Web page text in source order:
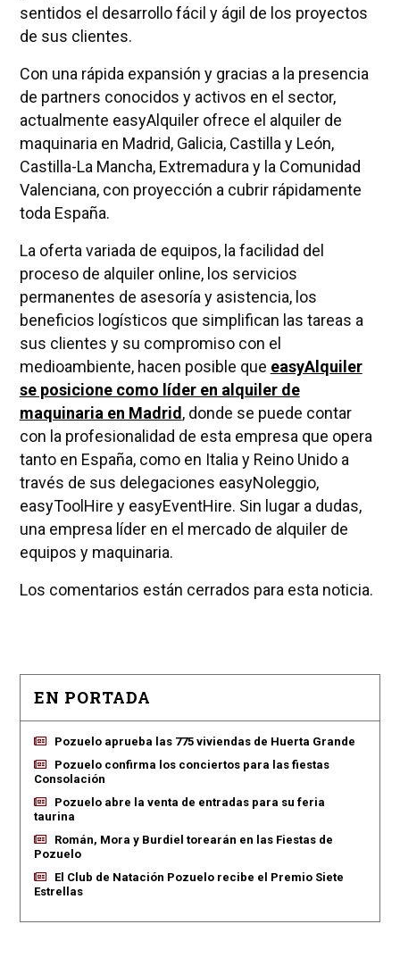
sentidos el desarrollo fácil y ágil de los proyectos
de sus clientes.
Con una rápida expansión y gracias a la presencia
de partners conocidos y activos en el sector,
actualmente easyAlquiler ofrece el alquiler de
maquinaria en Madrid, Galicia, Castilla y León,
Castilla-La Mancha, Extremadura y la Comunidad
Valenciana, con proyección a cubrir rápidamente
toda España.
La oferta variada de equipos, la facilidad del
proceso de alquiler online, los servicios
permanentes de asesoría y asistencia, los
beneficios logísticos que simplifican las tareas a
sus clientes y su compromiso con el
medioambiente, hacen posible que easyAlquiler
se posicione como líder en alquiler de
maquinaria en Madrid, donde se puede contar
con la profesionalidad de esta empresa que opera
tanto en España, como en Italia y Reino Unido a
través de sus delegaciones easyNoleggio,
easyToolHire y easyEventHire. Sin lugar a dudas,
una empresa líder en el mercado de alquiler de
equipos y maquinaria.
Los comentarios están cerrados para esta noticia.
EN PORTADA
Pozuelo aprueba las 775 viviendas de Huerta Grande
Pozuelo confirma los conciertos para las fiestas
Consolación
Pozuelo abre la venta de entradas para su feria
taurina
Román, Mora y Burdiel torearán en las Fiestas de
Pozuelo
El Club de Natación Pozuelo recibe el Premio Siete
Estrellas